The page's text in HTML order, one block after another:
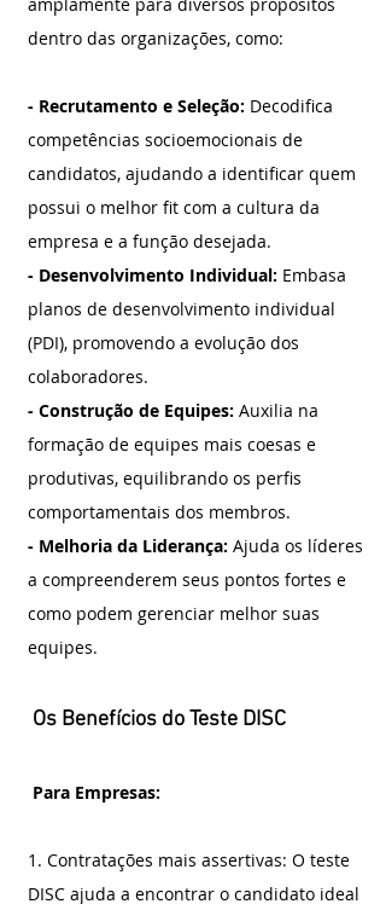
dentro das organizações, como:
- Recrutamento e Seleção: Decodifica
competências socioemocionais de
candidatos, ajudando a identificar quem
possui o melhor fit com a cultura da
empresa e a função desejada.
- Desenvolvimento Individual: Embasa
planos de desenvolvimento individual
(PDI), promovendo a evolução dos
colaboradores.
- Construção de Equipes: Auxilia na
formação de equipes mais coesas e
produtivas, equilibrando os perfis
comportamentais dos membros.
- Melhoria da Liderança: Ajuda os líderes
a compreenderem seus pontos fortes e
como podem gerenciar melhor suas
equipes.
Os Benefícios do Teste DISC
Para Empresas:
1. Contratações mais assertivas: O teste
DISC ajuda a encontrar o candidato ideal